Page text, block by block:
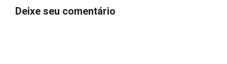
Deixe seu comentário